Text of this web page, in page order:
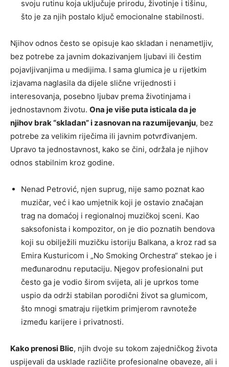
svoju rutinu koja uključuje prirodu, životinje i tišinu,
što je za njih postalo ključ emocionalne stabilnosti.
Njihov odnos često se opisuje kao skladan i nenametljiv,
bez potrebe za javnim dokazivanjem ljubavi ili čestim
pojavljivanjima u medijima. I sama glumica je u rijetkim
izjavama naglasila da dijele slične vrijednosti i
interesovanja, posebno ljubav prema životinjama i
jednostavnom životu. Ona je više puta isticala da je
njihov brak “skladan” i zasnovan na razumijevanju, bez
potrebe za velikim riječima ili javnim potvrđivanjem.
Upravo ta jednostavnost, kako se čini, održala je njihov
odnos stabilnim kroz godine.
Nenad Petrović, njen suprug, nije samo poznat kao
muzičar, već i kao umjetnik koji je ostavio značajan
trag na domaćoj i regionalnoj muzičkoj sceni. Kao
saksofonista i kompozitor, on je dio poznatih bendova
koji su obilježili muzičku istoriju Balkana, a kroz rad sa
Emira Kusturicom i „No Smoking Orchestra“ stekao je i
međunarodnu reputaciju. Njegov profesionalni put
često ga je vodio širom svijeta, ali je uprkos tome
uspio da održi stabilan porodični život sa glumicom,
što mnogi smatraju rijetkim primjerom ravnoteže
između karijere i privatnosti.
Kako prenosi Blic, njih dvoje su tokom zajedničkog života
uspijevali da usklade različite profesionalne obaveze, ali i